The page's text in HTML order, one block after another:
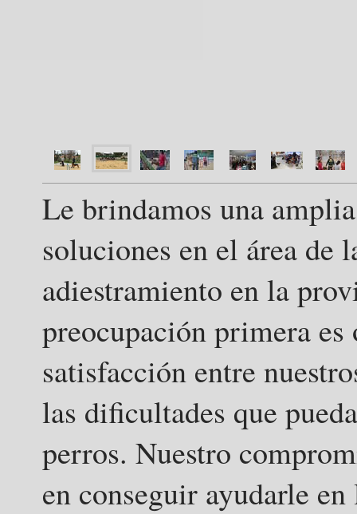
Le brindamos una
soluciones en el área de
adiestramiento en la
preocupación primera
satisfacción entre
las dificultades que
perros. Nuestro
en conseguir ayudarle